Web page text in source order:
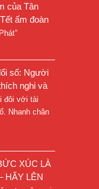
của Tân
ấm đoàn
”
số: Người
nghi và
đôi với tài
Nhanh chân
XÚC LÀ
HÃY LÊN